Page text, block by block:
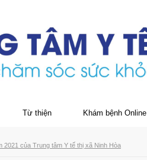
Từ thiện Khám bệnh Online
của Trung tâm Y tế thị xã Ninh Hòa